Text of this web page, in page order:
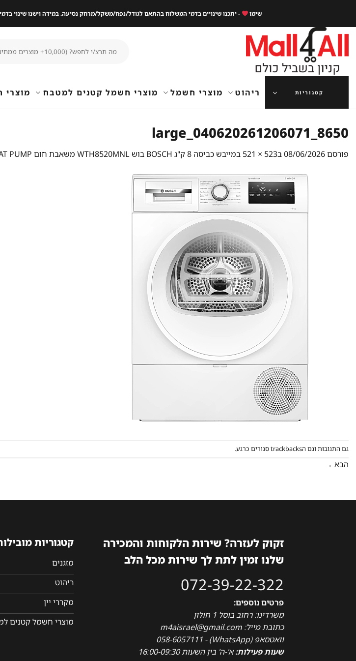
content
שימו - יתכנו שינויים בדמי המשלוח בהתאם לגודל/נפח/משקל/מרחק נסיעה. במידה וישנו שינוי
עבור:
קטגוריות ריהוט מוצרי חשמל מוצרי חשמל קטנים למטבח מוצרי
8650_040620261206071_large
פורסם08/06/2026ב523 × 521 במייבש כביסה 8 ק"ג BOSCH בוש WTH8520MNL משאבת חום HEAT PUMP מסדרת EXCLUSIV | דגם 2026
גם התגובות וגם הtrackbacks סגורים כרגע.
הבא →
זקוק לעזרה? שירות הלקוחות והמכירה
שלנו זמין לתת לך שירות מכל הלב
072-39-22-322
פרטים נוספים:
משרדינו: רחוב בוסל 1 חולון
כתובת מייל: m4aisrael@gmail.com
וואטסאפ (WhatsApp) - 058-6057111
שעות פעילות:א'-ה' בין השעות 16:00-09:30
קטגוריות
מזגנים
ריהוט
מקררי יין
מוצרי חשמל קטנים